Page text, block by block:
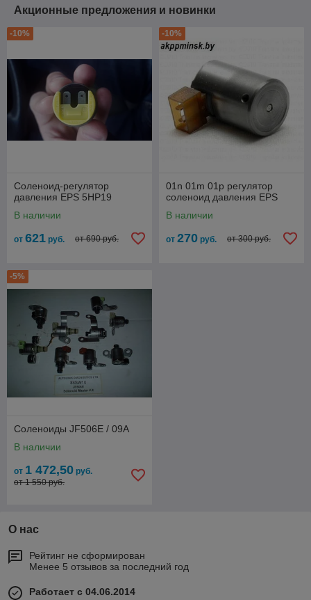
Акционные предложения и новинки
-10%
Соленоид-регулятор
давления EPS 5HP19
В наличии
от 621 руб. от 690 руб.
-10%
01n 01m 01p регулятор
соленоид давления EPS
В наличии
от 270 руб. от 300 руб.
-5%
Соленоиды JF506E / 09A
В наличии
от 1 472,50 руб.
от 1 550 руб.
О нас
Рейтинг не сформирован
Менее 5 отзывов за последний год
Работает с 04.06.2014